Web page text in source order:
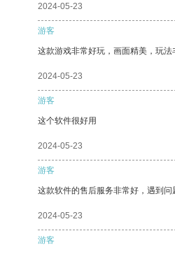
2024-05-23
游客
这款游戏非常好玩，画面精美，玩法
2024-05-23
游客
这个软件很好用
2024-05-23
游客
这款软件的售后服务非常好，遇到问
2024-05-23
游客